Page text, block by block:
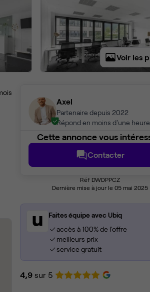
Voir les
Axel
Partenaire depuis 2022
Répond en moins d'une heure
Cette annonce vous
Contacter
Réf DWDPPCZ
Dernière mise à jour le 05 mai 2025
Faites équipe avec Ubiq
accès à 100% de l'offre
meilleurs prix
service gratuit
4,9 sur 5